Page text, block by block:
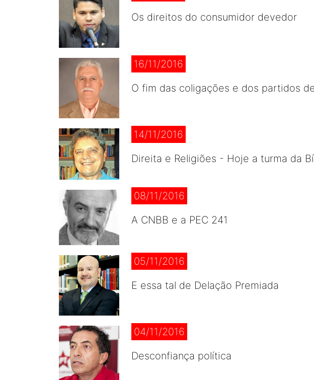
Os direitos do consumidor devedor
16/11/2016
O fim das coligações e dos partidos
14/11/2016
Direita e Religiões - Hoje a turma da
08/11/2016
A CNBB e a PEC 241
05/11/2016
E essa tal de Delação Premiada
04/11/2016
Desconfiança política